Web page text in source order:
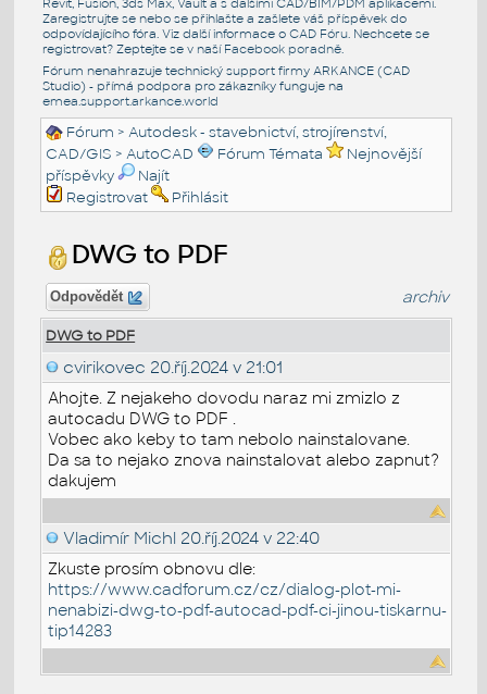
Revit, Fusion, 3ds Max, Vault a s dalšími CAD/BIM/PDM aplikacemi.
Zaregistrujte se nebo se přihlašte a zašlete váš příspěvek do
odpovídajícího fóra. Viz další informace o CAD Fóru. Nechcete se
registrovat? Zeptejte se v naší Facebook poradně.
Fórum nenahrazuje technický support firmy ARKANCE (CAD
Studio) - přímá podpora pro zákazníky funguje na
emea.support.arkance.world
Fórum >Autodesk - stavebnictví, strojírenství,
CAD/GIS >AutoCAD Fórum Témata
Nejnovější
příspěvky
Najít
Registrovat
Přihlásit
DWG to PDF
Odpovědět archiv
DWG to PDF
cvirikovec 20.říj.2024 v 21:01
Ahojte. Z nejakeho dovodu naraz mi zmizlo z
autocadu DWG to PDF .
Vobec ako keby to tam nebolo nainstalovane.
Da sa to nejako znova nainstalovat alebo zapnut?
dakujem
Vladimír Michl 20.říj.2024 v 22:40
Zkuste prosím obnovu dle:
https://www.cadforum.cz/cz/dialog-plot-mi-
nenabizi-dwg-to-pdf-autocad-pdf-ci-jinou-tiskarnu-
tip14283